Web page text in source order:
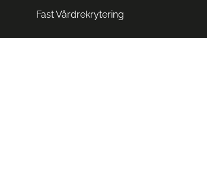
Fast Vårdrekrytering